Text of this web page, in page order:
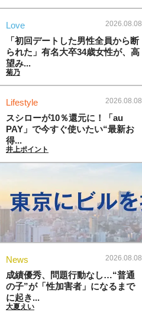
Love 2026.08.08
「初回デートした男性全員から断
られた」有名大卒34歳女性が、高
望み...
菊乃
Lifestyle 2026.08.08
スシローが10％還元に！「au
PAY」で今すぐ使いたい“最新お
得...
井上ポイント
News 2026.08.08
成績優秀、問題行動なし…“普通
の子”が「性加害者」になるまで
に起き...
大夏えい